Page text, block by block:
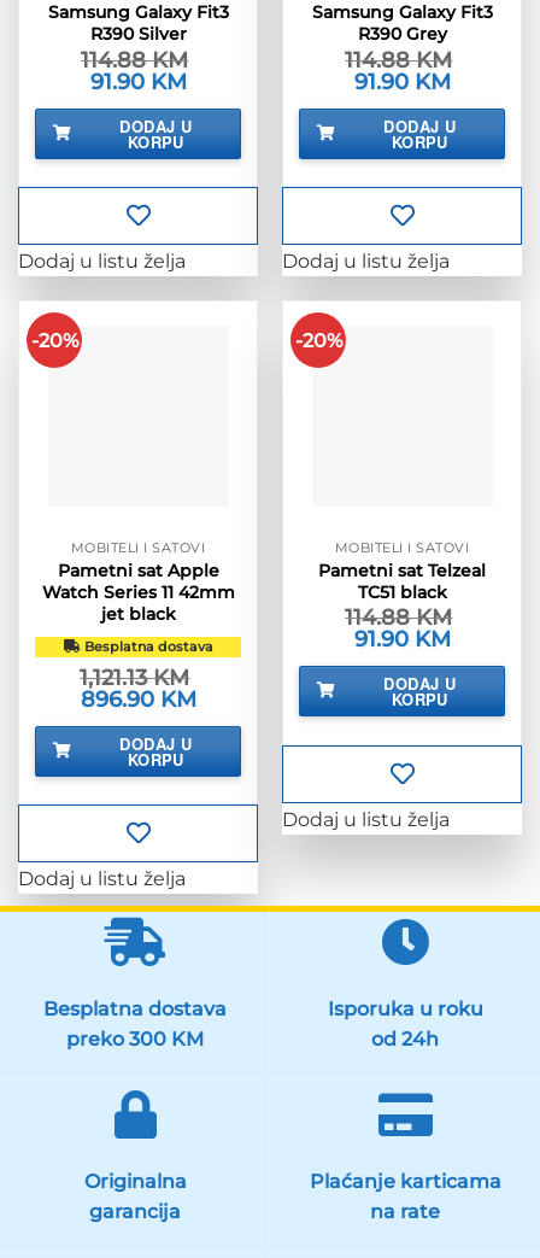
Samsung Galaxy Fit3
R390 Silver
114.88KM
Izvorna
cijena
bila
114.88 KM.
91.90 KM
je:
91.90 KM.
DODAJ U
KORPU
Dodaj u listu želja
Samsung Galaxy Fit3
R390 Grey
114.88KM
Izvorna
cijena
bila
114.88 KM.
91.90 KM
je:
91.90 KM.
DODAJ U
KORPU
Dodaj u listu želja
-20%
MOBITELI I SATOVI
Pametni sat Apple
Watch Series 11 42mm
jet black
Besplatna dostava
1,121.13KM
Izvorna
cijena
bila
1,121.13 KM.
896.90 KM
je:
896.90 KM.
DODAJ U
KORPU
Dodaj u listu želja
-20%
MOBITELI I SATOVI
Pametni sat Telzeal
TC51 black
114.88KM
Izvorna
cijena
bila
114.88 KM.
91.90 KM
je:
91.90 KM.
DODAJ U
KORPU
Dodaj u listu želja
Besplatna dostava
preko 300 KM
Isporuka u roku
od 24h
Originalna
garancija
Plaćanje karticama
na rate